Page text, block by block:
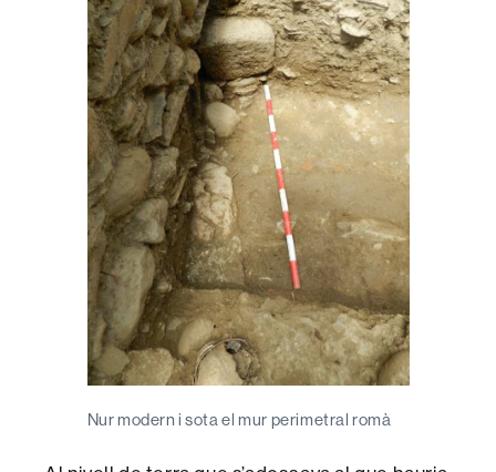
Nur modern i sota el mur perimetral romà